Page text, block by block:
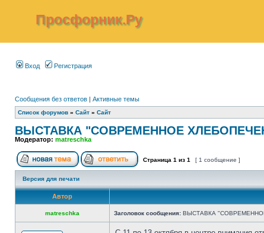
Просфорник.Ру
Вход Регистрация
Сообщения без ответов | Активные темы
Список форумов » Сайт » Сайт
ВЫСТАВКА "СОВРЕМЕННОЕ
Модератор: matreschka
Страница 1 из 1 [ 1 сообщение ]
Версия для печати
Автор
matreschka Заголовок сообщения: ВЫСТАВКА